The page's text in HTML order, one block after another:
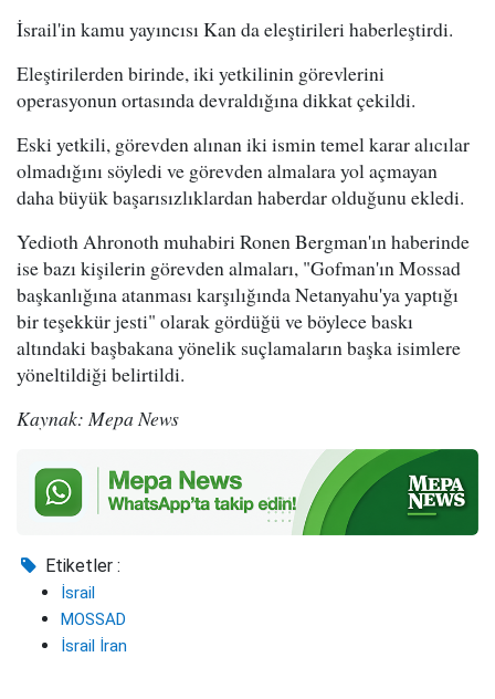
İsrail'in kamu yayıncısı Kan da eleştirileri haberleştirdi.
Eleştirilerden birinde, iki yetkilinin görevlerini
operasyonun ortasında devraldığına dikkat çekildi.
Eski yetkili, görevden alınan iki ismin temel karar alıcılar
olmadığını söyledi ve görevden almalara yol açmayan
daha büyük başarısızlıklardan haberdar olduğunu ekledi.
Yedioth Ahronoth muhabiri Ronen Bergman'ın haberinde
ise bazı kişilerin görevden almaları, "Gofman'ın Mossad
başkanlığına atanması karşılığında Netanyahu'ya yaptığı
bir teşekkür jesti" olarak gördüğü ve böylece baskı
altındaki başbakana yönelik suçlamaların başka isimlere
yöneltildiği belirtildi.
Kaynak: Mepa News
Etiketler :
İsrail
MOSSAD
İsrail İran